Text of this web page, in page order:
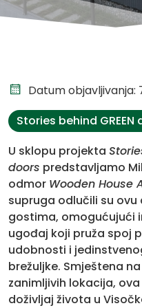
Datum objavljivanja:
Stories behind GREEN
U sklopu projekta
doors predstavljamo
odmor Wooden House
supruga odlučili su
gostima, omogućujući
ugođaj koji pruža spoj
udobnosti i
brežuljke. Smještena
zanimljivih lokacija,
doživljaj života u